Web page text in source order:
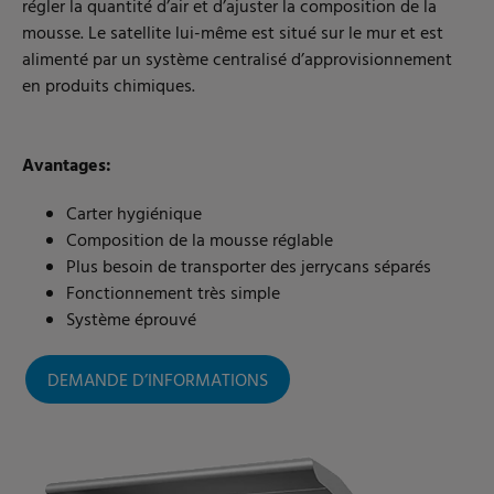
régler la quantité d’air et d’ajuster la composition de la
mousse. Le satellite lui-même est situé sur le mur et est
alimenté par un système centralisé d’approvisionnement
en produits chimiques.
Avantages:
Carter hygiénique
Composition de la mousse réglable
Plus besoin de transporter des jerrycans séparés
Fonctionnement très simple
Système éprouvé
DEMANDE D’INFORMATIONS